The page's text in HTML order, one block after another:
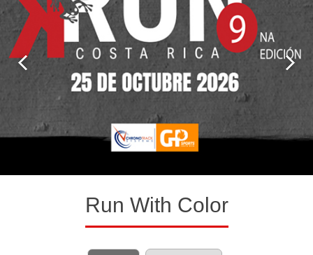
Run With Color